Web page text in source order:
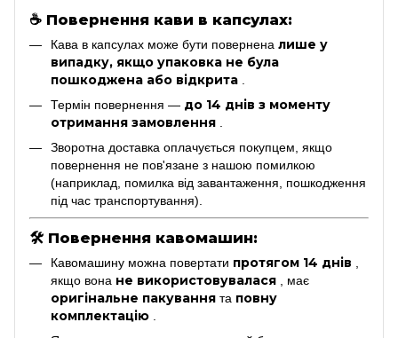
☕ Повернення кави в капсулах:
Кава в капсулах може бути повернена лише у
випадку, якщо упаковка не була
пошкоджена або відкрита
Термін повернення — до 14 днів з моменту
отримання замовлення
Зворотна доставка оплачується покупцем, якщо
повернення не пов'язане з нашою помилкою
(наприклад, помилка від завантаження, пошкодження
під час транспортування).
🛠 Повернення кавомашин:
Кавомашину можна повертати протягом 14 днів
якщо вона не використовувалася , має
оригінальне пакування та повну
комплектацію